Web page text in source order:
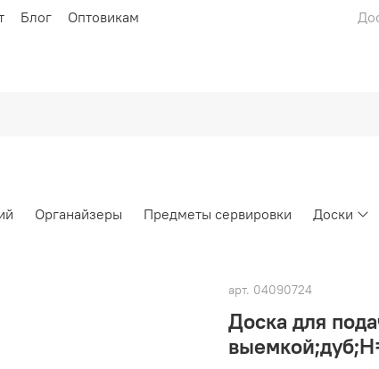
Блог Оптовикам
Органайзеры Предметы сервировки Доски
арт. 04090724
Доска для